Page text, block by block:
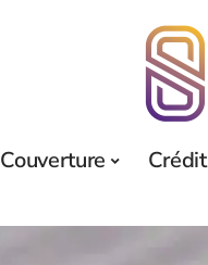
Couverture Crédit